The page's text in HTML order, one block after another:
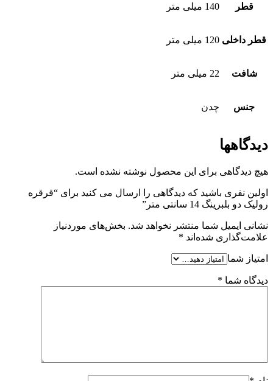
قطر 140 میلی متر
قطر داخلی 120 میلی متر
شافت 22 میلی متر
جنس چدن
دیدگاهها
هیچ دیدگاهی برای این محصول نوشته نشده است.
اولین نفری باشید که دیدگاهی را ارسال می کنید برای “قرقره
رولیک دو بلبرینگ 14 سانتی متر”
نشانی ایمیل شما منتشر نخواهد شد. بخش‌های موردنیاز
علامت‌گذاری شده‌اند *
امتیاز شما
دیدگاه شما *